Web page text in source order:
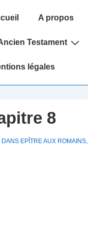
A propos
Testament
légales
8
DANS EPÎTRE AUX ROMAINS,